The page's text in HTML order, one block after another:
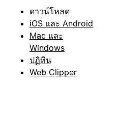
ดาวน์โหลด
iOS และ Android
Mac และ
Windows
ปฏิทิน
Web Clipper